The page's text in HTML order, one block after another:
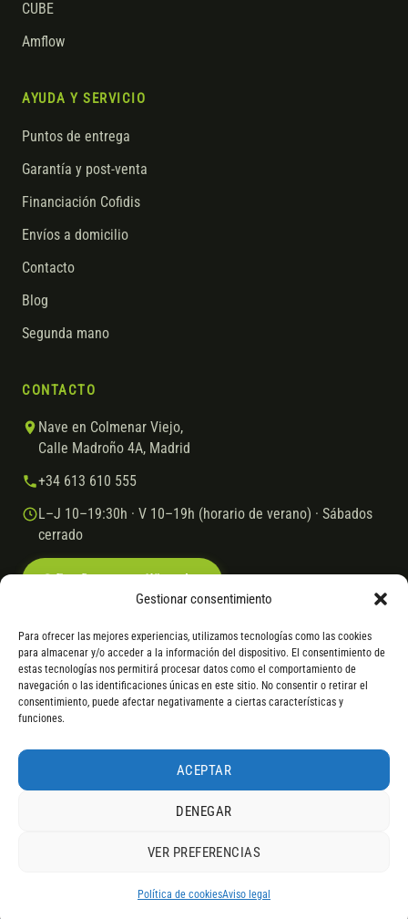
Gestionar consentimiento
Para ofrecer las mejores experiencias, utilizamos tecnologías como las cookies
para almacenar y/o acceder a la información del dispositivo. El consentimiento de
estas tecnologías nos permitirá procesar datos como el comportamiento de
navegación o las identificaciones únicas en este sitio. No consentir o retirar el
consentimiento, puede afectar negativamente a ciertas características y
funciones.
ACEPTAR
DENEGAR
VER PREFERENCIAS
Política de cookiesAviso legal
CUBE
Amflow
AYUDA Y SERVICIO
Puntos de entrega
Garantía y post-venta
Financiación Cofidis
Envíos a domicilio
Contacto
Blog
Segunda mano
CONTACTO
Nave en Colmenar Viejo,
Calle Madroño 4A, Madrid
+34 613 610 555
L–J 10–19:30h · V 10–19h (horario de verano) · Sábados
cerrado
© 2026 Ebike.esAviso legal Política de cookies
VISA Mastercard Transferencia Cofidis
Gasto de apertura: 4% hasta 18 meses y 7% a 24 meses. Consulta
* Los modelos con entrega inmediata se envían 24 h laborables tras el
servir el producto, se devuelve el importe sin coste. La información de
por otros equivalentes o superiores.RESEÑAS DE